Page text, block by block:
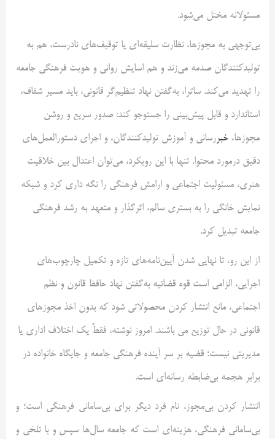
مسئولانه مختل می‌شود.
بی‌توجهی به مجوزها، نظارت سلیقه‌ای یا توقیف‌های نادرست، هم به
تولیدکنندگان صدمه می‌زند و هم اسایش روانی و هویت فرهنگی جامعه
را تهدید می‌کند. ساترا، به‌گفتن نهاد تنظیم‌گر قانونی، باید مسیر شفاف،
استاندارد و قابل پیش‌بینی را جستوجو کند: صدور سریع و روشن
مجوزها، خبر‌رسانی و آموزش تولیدکنندگان، و اجرای دستورالعمل‌های
دقیق درمورد محتوا. تنها با این رویکرد، می‌توان اعتدال بین خلاقیت
هنری، مسئولیت اجتماعی و ارامش فرهنگی را نگه داری کرد و شبکه
نمایش خانگی را به بستری سالم، اثرگذار و متعهد به رشد فرهنگی
جامعه تبدیل کرد.
از این رو، تا نهایی شدن آیین‌نامه‌های تازه و تکمیل چارچوب‌های
اجرایی، الزامی است قوه قضائیه به‌گفتن نهاد حافظ قانون و نظم
اجتماعی، مانع انتشار کردن محصولاتی شود که بدون اخذ مجوزهای
قانونی در حال توزیع می باشند. امروز نوشته، فقطً یک اختلاف اداری یا
مدیریتی نیست؛ قضیه بر سر آینده فرهنگی جامعه و جایگاه خانواده در
برابر هجمه بی‌ضابطه رسانه‌ای است.
انتشار کردن بی‌مجوز، نام فرد دیگر برای بی‌سامانی فرهنگی است؛ و
بی‌سامانی فرهنگی، هزینه‌ای است که جامعه سال‌ها سپس و با تلخی و